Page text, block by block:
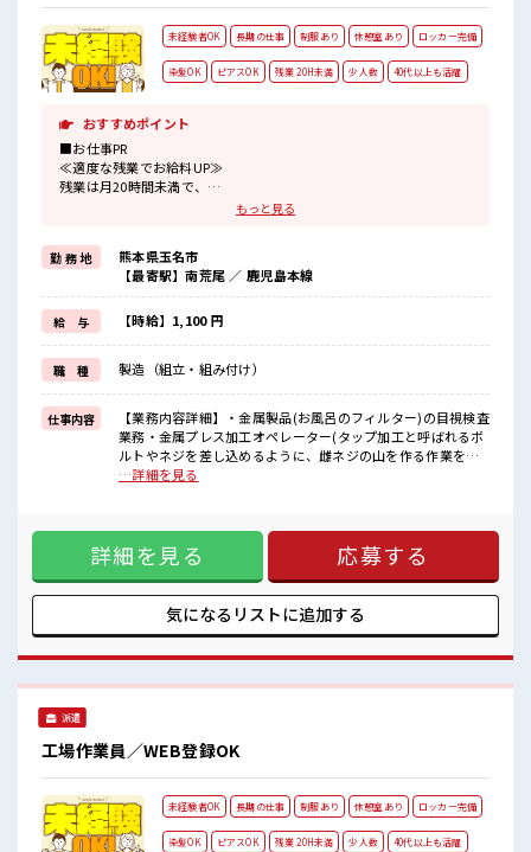
未経験者OK 長期の仕事 制服あり 休憩室あり ロッカー完備
染髪OK ピアスOK 残業 20H未満 少人数 40代以上も活躍
おすすめポイント
■お仕事PR
≪適度な残業でお給料UP≫
残業は月20時間未満で、
明るすぎたり奇抜でなければ基本的に自由！
(規定有)制服があると毎日の服選びに悩まずOK♪
≪未経験の方も大カンゲイ≫
新しいことにチャレンジするのは不安だけど、
しっかり働く環境が整っています！
イチからスキルUP・ステップUP目指していきましょう！
≪自分に向いている仕事が探せる≫
困った事などがあれば、
担当がしっかりサポートします！
■職場の雰囲気
少人数の職場でこじんまり。
職場の仲間との交流もできちゃうかも？
仕事の合間の息抜きは休憩室で♪
もっと見る
勤 務 地
熊本県玉名市
【最寄駅】南荒尾 ／ 鹿児島本線
給 与 【時給】1,100 円
職 種 製造（組立・組み付け）
仕事内容
【業務内容詳細】・金属製品(お風呂のフィルター)の目視検査
業務・金属プレス加工オペレーター(タップ加工と呼ばれるボ
ルトやネジを差し込めるように、雌ネジの山を作る作業を行
います。部品をセットしボタンを押すだけです。)【取扱製品
♪ ≪ヘアカラーOKで自由な雰囲気の職場≫ 明るすぎたり奇
抜でなければ基本的に自由！ (規定有)制服があると毎日の服
選びに悩まずOK♪ ≪未経験の方も大カンゲイ≫ 新しいこと
にチャレンジするのは不安だけど、 しっかり働く環境が整っ
ています！ イチからスキルUP・ステップUP目指していきま
しょう！ ≪自分に向いている仕事が探せる≫ 困った事などが
人数の職場でこじんまり。 職場の仲間との交流もできちゃう
かも？ キバツ過ぎなければ髪色・髪型は自由！ あなたの個性
…詳細を見る
詳細を見る 応募する
気になるリストに追加する
派遣
工場作業員／WEB登録OK
未経験者OK 長期の仕事 制服あり 休憩室あり ロッカー完備
染髪OK ピアスOK 残業 20H未満 少人数 40代以上も活躍